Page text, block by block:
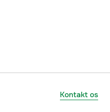
Kontakt os